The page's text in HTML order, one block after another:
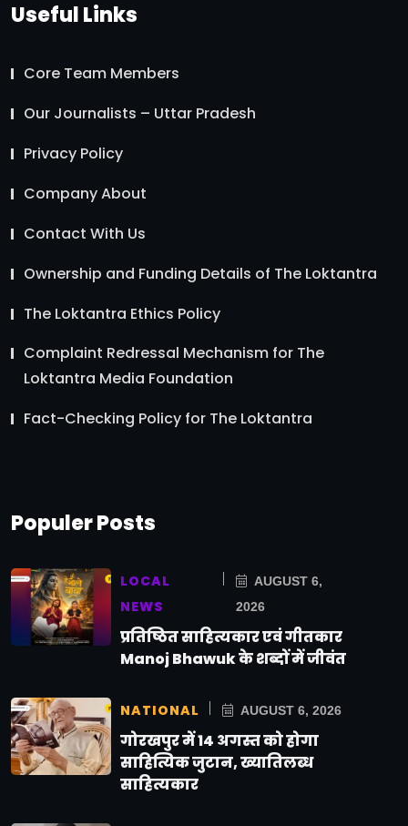
Useful Links
Core Team Members
Our Journalists – Uttar Pradesh
Privacy Policy
Company About
Contact With Us
Ownership and Funding Details of The Loktantra
The Loktantra Ethics Policy
Complaint Redressal Mechanism for The
Loktantra Media Foundation
Fact-Checking Policy for The Loktantra
Populer Posts
LOCAL
NEWS
AUGUST 6,
2026
प्रतिष्ठित साहित्यकार एवं गीतकार
Manoj Bhawuk के शब्दों में जीवंत
NATIONAL AUGUST 6, 2026
गोरखपुर में 14 अगस्त को होगा
साहित्यिक जुटान, ख्यातिलब्ध
साहित्यकार